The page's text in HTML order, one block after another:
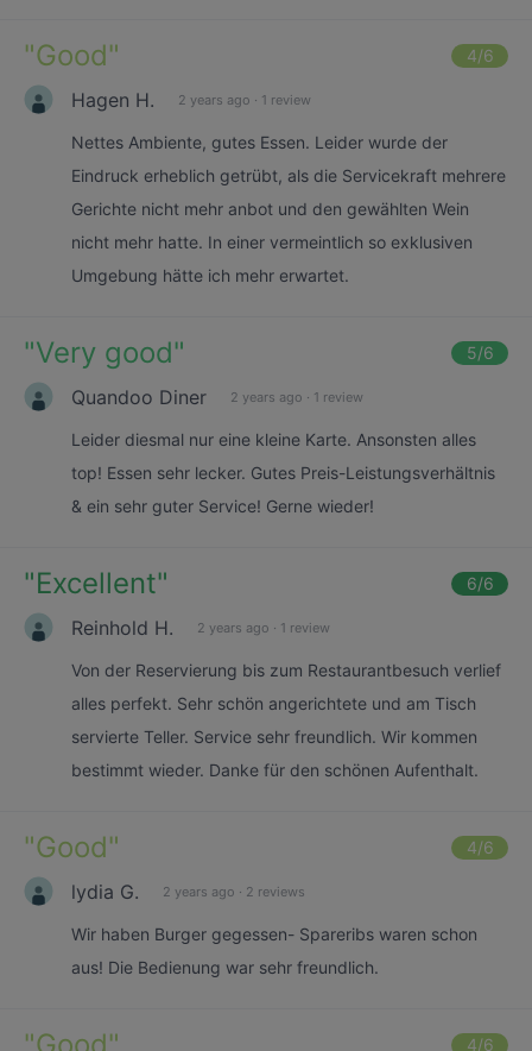
"Good" 4/6
Hagen H. 2 years ago · 1 review
Nettes Ambiente, gutes Essen. Leider wurde der
Eindruck erheblich getrübt, als die Servicekraft mehrere
Gerichte nicht mehr anbot und den gewählten Wein
nicht mehr hatte. In einer vermeintlich so exklusiven
Umgebung hätte ich mehr erwartet.
"Very good" 5/6
Quandoo Diner 2 years ago · 1 review
Leider diesmal nur eine kleine Karte. Ansonsten alles
top! Essen sehr lecker. Gutes Preis-Leistungsverhältnis
& ein sehr guter Service! Gerne wieder!
"Excellent" 6/6
Reinhold H. 2 years ago · 1 review
Von der Reservierung bis zum Restaurantbesuch verlief
alles perfekt. Sehr schön angerichtete und am Tisch
servierte Teller. Service sehr freundlich. Wir kommen
bestimmt wieder. Danke für den schönen Aufenthalt.
"Good" 4/6
lydia G. 2 years ago · 2 reviews
Wir haben Burger gegessen- Spareribs waren schon
aus! Die Bedienung war sehr freundlich.
4/6